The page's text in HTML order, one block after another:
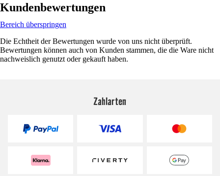
Kundenbewertungen
Bereich überspringen
Die Echtheit der Bewertungen wurde von uns nicht überprüft.
Bewertungen können auch von Kunden stammen, die die Ware nicht
nachweislich genutzt oder gekauft haben.
Zahlarten